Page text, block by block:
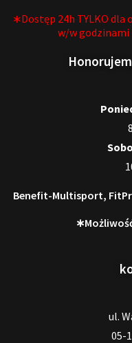
∗Dostęp 24h TYLKO dla
w/w godzinami
Benefit-Multisport,
ul.
05-